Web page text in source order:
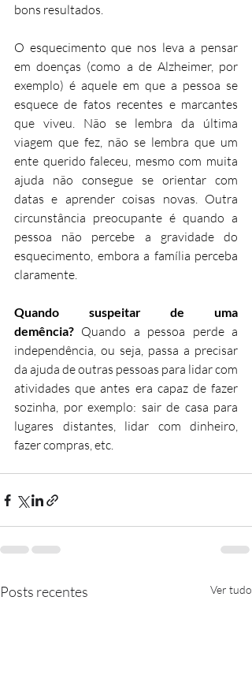
bons resultados.
O esquecimento que nos leva a pensar
em doenças (como a de Alzheimer, por
exemplo) é aquele em que a pessoa se
esquece de fatos recentes e marcantes
que viveu. Não se lembra da última
viagem que fez, não se lembra que um
ente querido faleceu, mesmo com muita
ajuda não consegue se orientar com
datas e aprender coisas novas. Outra
circunstância preocupante é quando a
pessoa não percebe a gravidade do
esquecimento, embora a família perceba
claramente.
Quando suspeitar de uma
demência? Quando a pessoa perde a
independência, ou seja, passa a precisar
da ajuda de outras pessoas para lidar com
atividades que antes era capaz de fazer
sozinha, por exemplo: sair de casa para
lugares distantes, lidar com dinheiro,
fazer compras, etc.
Posts recentes Ver tudo